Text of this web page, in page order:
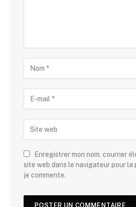
Enregistrer mon nom, courrier
site web dans le navigateur pour la
je commente.